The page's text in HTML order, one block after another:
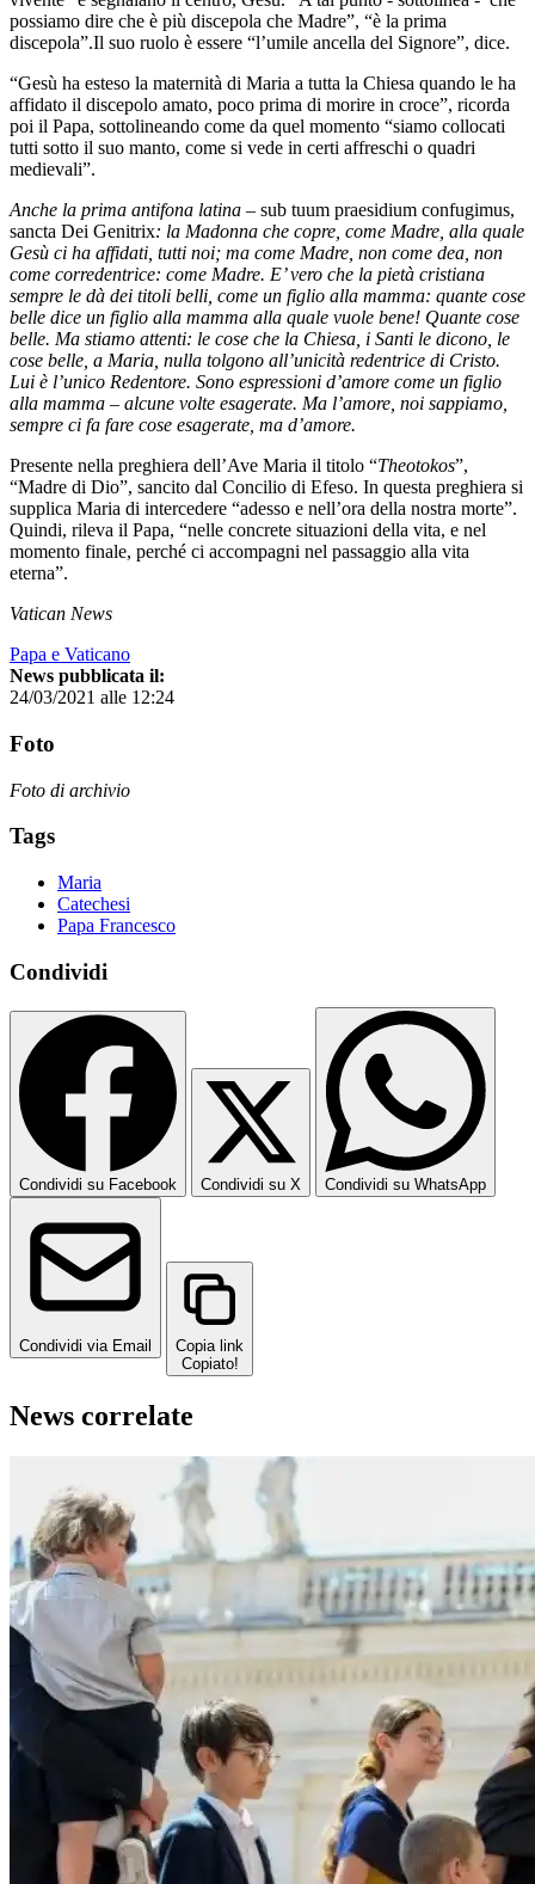
possiamo dire che è più discepola che Madre”, “è la prima
discepola”.Il suo ruolo è essere “l’umile ancella del Signore”, dice.
“Gesù ha esteso la maternità di Maria a tutta la Chiesa quando le ha
affidato il discepolo amato, poco prima di morire in croce”, ricorda
poi il Papa, sottolineando come da quel momento “siamo collocati
tutti sotto il suo manto, come si vede in certi affreschi o quadri
medievali”.
Anche la prima antifona latina – sub tuum praesidium confugimus,
sancta Dei Genitrix: la Madonna che copre, come Madre, alla quale
Gesù ci ha affidati, tutti noi; ma come Madre, non come dea, non
come corredentrice: come Madre. E’ vero che la pietà cristiana
sempre le dà dei titoli belli, come un figlio alla mamma: quante cose
belle dice un figlio alla mamma alla quale vuole bene! Quante cose
belle. Ma stiamo attenti: le cose che la Chiesa, i Santi le dicono, le
cose belle, a Maria, nulla tolgono all’unicità redentrice di Cristo.
Lui è l’unico Redentore. Sono espressioni d’amore come un figlio
alla mamma – alcune volte esagerate. Ma l’amore, noi sappiamo,
sempre ci fa fare cose esagerate, ma d’amore.
Presente nella preghiera dell’Ave Maria il titolo “Theotokos”,
“Madre di Dio”, sancito dal Concilio di Efeso. In questa preghiera si
supplica Maria di intercedere “adesso e nell’ora della nostra morte”.
Quindi, rileva il Papa, “nelle concrete situazioni della vita, e nel
momento finale, perché ci accompagni nel passaggio alla vita
eterna”.
Vatican News
Papa e Vaticano
News pubblicata il:
24/03/2021 alle 12:24
Foto
Foto di archivio
Tags
Maria
Catechesi
Papa Francesco
Condividi
Condividi su Facebook Condividi su X Condividi su WhatsApp
Condividi via Email
Copia link
Copiato!
News correlate